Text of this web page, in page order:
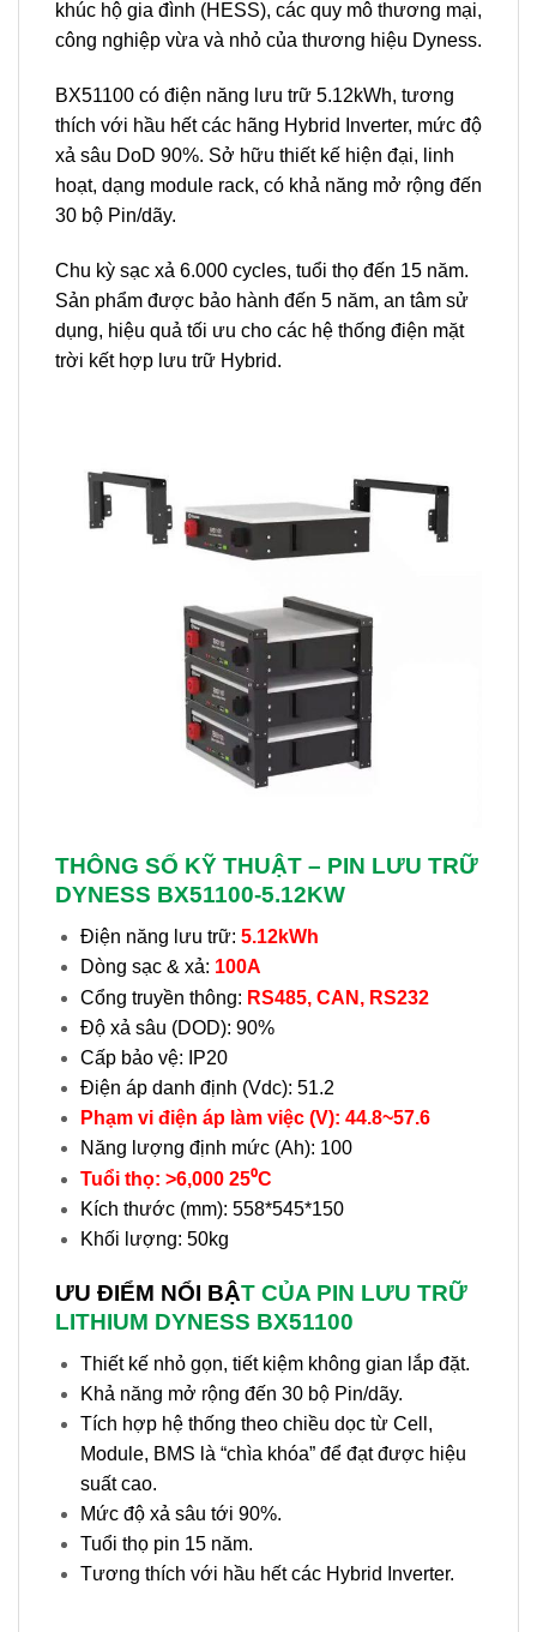
khúc hộ gia đình (HESS), các quy mô thương mại,
công nghiệp vừa và nhỏ của thương hiệu Dyness.
BX51100 có điện năng lưu trữ 5.12kWh, tương
thích với hầu hết các hãng Hybrid Inverter, mức độ
xả sâu DoD 90%. Sở hữu thiết kế hiện đại, linh
hoạt, dạng module rack, có khả năng mở rộng đến
30 bộ Pin/dãy.
Chu kỳ sạc xả 6.000 cycles, tuổi thọ đến 15 năm.
Sản phẩm được bảo hành đến 5 năm, an tâm sử
dụng, hiệu quả tối ưu cho các hệ thống điện mặt
trời kết hợp lưu trữ Hybrid.
THÔNG SỐ KỸ THUẬT – PIN LƯU TRỮ
DYNESS BX51100-5.12KW
Điện năng lưu trữ: 5.12kWh
Dòng sạc & xả: 100A
Cổng truyền thông: RS485, CAN, RS232
Độ xả sâu (DOD): 90%
Cấp bảo vệ: IP20
Điện áp danh định (Vdc): 51.2
Phạm vi điện áp làm việc (V): 44.8~57.6
Năng lượng định mức (Ah): 100
Tuổi thọ: >6,000 25⁰C
Kích thước (mm): 558*545*150
Khối lượng: 50kg
ƯU ĐIỂM NỔI BẬT CỦA PIN LƯU TRỮ
LITHIUM DYNESS BX51100
Thiết kế nhỏ gọn, tiết kiệm không gian lắp đặt.
Khả năng mở rộng đến 30 bộ Pin/dãy.
Tích hợp hệ thống theo chiều dọc từ Cell,
Module, BMS là “chìa khóa” để đạt được hiệu
suất cao.
Mức độ xả sâu tới 90%.
Tuổi thọ pin 15 năm.
Tương thích với hầu hết các Hybrid Inverter.